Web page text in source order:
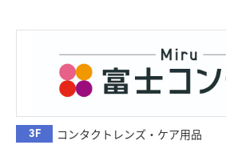
3F
コンタクトレンズ・ケア用品